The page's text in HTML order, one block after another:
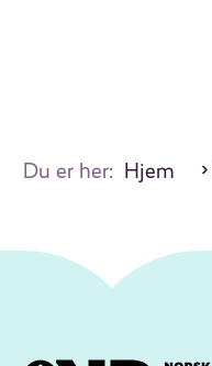
Du er her: Hjem